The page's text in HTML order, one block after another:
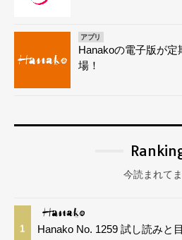
アプリ
Hanakoの電子版が
場！
今読まれて
1 Hanako No. 1259 試し読みと